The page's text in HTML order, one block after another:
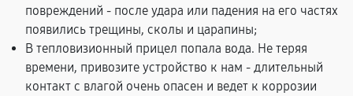
повреждений - после удара или падения на его частях
появились трещины, сколы и царапины;
В тепловизионный прицел попала вода. Не теряя
времени, привозите устройство к нам - длительный
контакт с влагой очень опасен и ведет к коррозии